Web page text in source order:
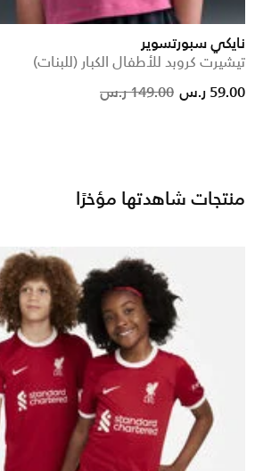
نايكي سبورتسوير
تيشيرت كروبد للأطفال الكبار (للبنات)
Price reduced
149.00 ر.س to 59.00 ر.س
منتجات شاهدتها مؤخرًا